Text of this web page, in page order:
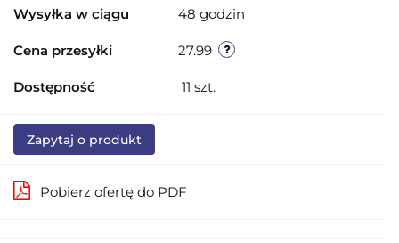
Wysyłka w ciągu 48 godzin
Cena przesyłki 27.99
Dostępność 11 szt.
Zapytaj o produkt
Pobierz ofertę do PDF